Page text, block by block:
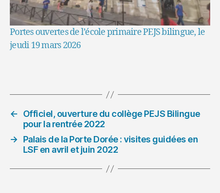
Portes ouvertes de l’école primaire PEJS bilingue, le
jeudi 19 mars 2026
←
Officiel, ouverture du collège PEJS Bilingue
pour la rentrée 2022
→
Palais de la Porte Dorée : visites guidées en
LSF en avril et juin 2022